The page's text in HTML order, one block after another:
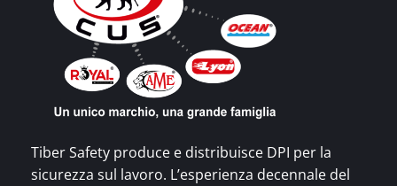
Tiber Safety produce e distribuisce DPI per la
sicurezza sul lavoro. L’esperienza decennale del